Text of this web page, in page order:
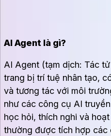
AI Agent là gì?
AI Agent (tạm dịch: Tác
trang bị trí tuệ nhân tạo,
và tương tác với môi
như các công cụ AI
học hỏi, thích nghi và
thường được tích hợp các